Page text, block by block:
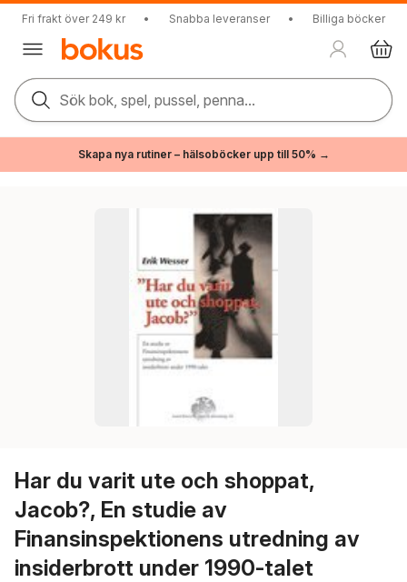
Fri frakt över 249 kr • Snabba leveranser • Billiga böcker
Sök bok, spel, pussel, penna...
Skapa nya rutiner – hälsoböcker upp till 50% →
Har du varit ute och shoppat,
Jacob?, En studie av
Finansinspektionens utredning av
insiderbrott under 1990-talet